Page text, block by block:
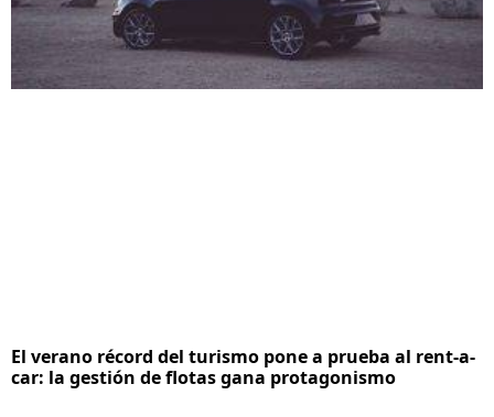
El verano récord del turismo pone a prueba al rent-a-
car: la gestión de flotas gana protagonismo